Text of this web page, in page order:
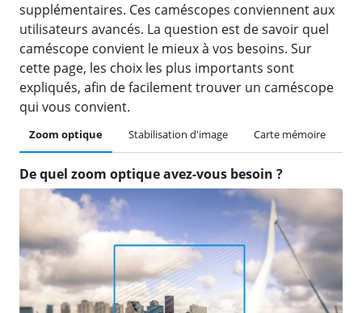
supplémentaires. Ces caméscopes conviennent aux
utilisateurs avancés. La question est de savoir quel
caméscope convient le mieux à vos besoins. Sur
cette page, les choix les plus importants sont
expliqués, afin de facilement trouver un caméscope
qui vous convient.
Zoom optique Stabilisation d'image Carte mémoire
De quel zoom optique avez-vous besoin ?